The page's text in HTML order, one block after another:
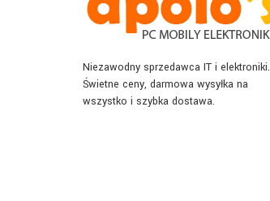
Niezawodny sprzedawca IT i elektroniki.
Świetne ceny, darmowa wysyłka na
wszystko i szybka dostawa.